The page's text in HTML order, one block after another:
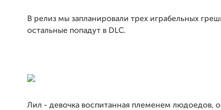
В релиз мы запланировали трех играбельных
остальные попадут в DLC.
Лил - девочка воспитанная племенем людоедов,